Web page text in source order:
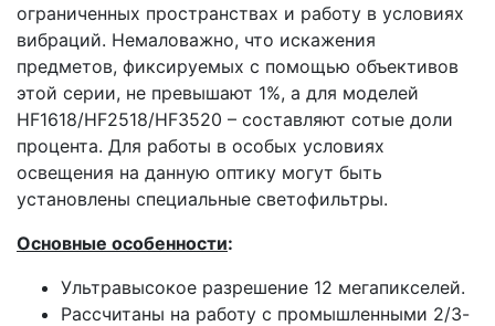
ограниченных пространствах и работу в условиях
вибраций. Немаловажно, что искажения
предметов, фиксируемых с помощью объективов
этой серии, не превышают 1%, а для моделей
HF1618/HF2518/HF3520 – составляют сотые доли
процента. Для работы в особых условиях
освещения на данную оптику могут быть
установлены специальные светофильтры.
Основные особенности:
Ультравысокое разрешение 12 мегапикселей.
Рассчитаны на работу с промышленными 2/3-